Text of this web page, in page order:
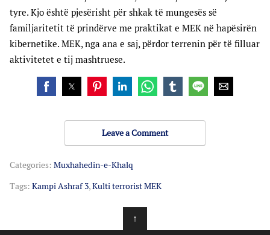
tyre. Kjo është pjesërisht për shkak të mungesës së
familjaritetit të prindërve me praktikat e MEK në hapësirën
kibernetike. MEK, nga ana e saj, përdor terrenin për të filluar
aktivitetet e tij mashtruese.
Leave a Comment
Categories: Muxhahedin-e-Khalq
Tags: Kampi Ashraf 3,Kulti terrorist MEK
↑